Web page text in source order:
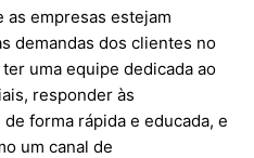
as empresas estejam
demandas dos clientes no
uma equipe dedicada ao
responder às
forma rápida e educada, e
um canal de